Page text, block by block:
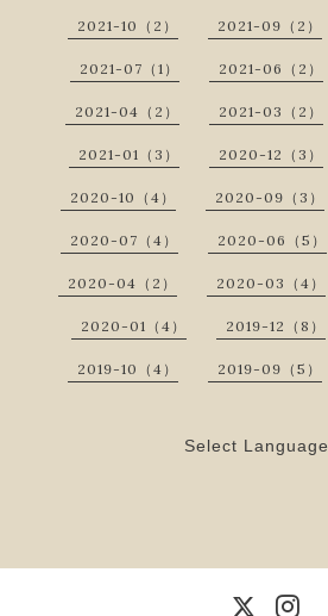
2021-10（2） 2021-09（2）
2021-07（1） 2021-06（2）
2021-04（2） 2021-03（2）
2021-01（3） 2020-12（3）
2020-10（4） 2020-09（3）
2020-07（4） 2020-06（5）
2020-04（2） 2020-03（4）
2020-01（4） 2019-12（8）
2019-10（4） 2019-09（5）
Select Language